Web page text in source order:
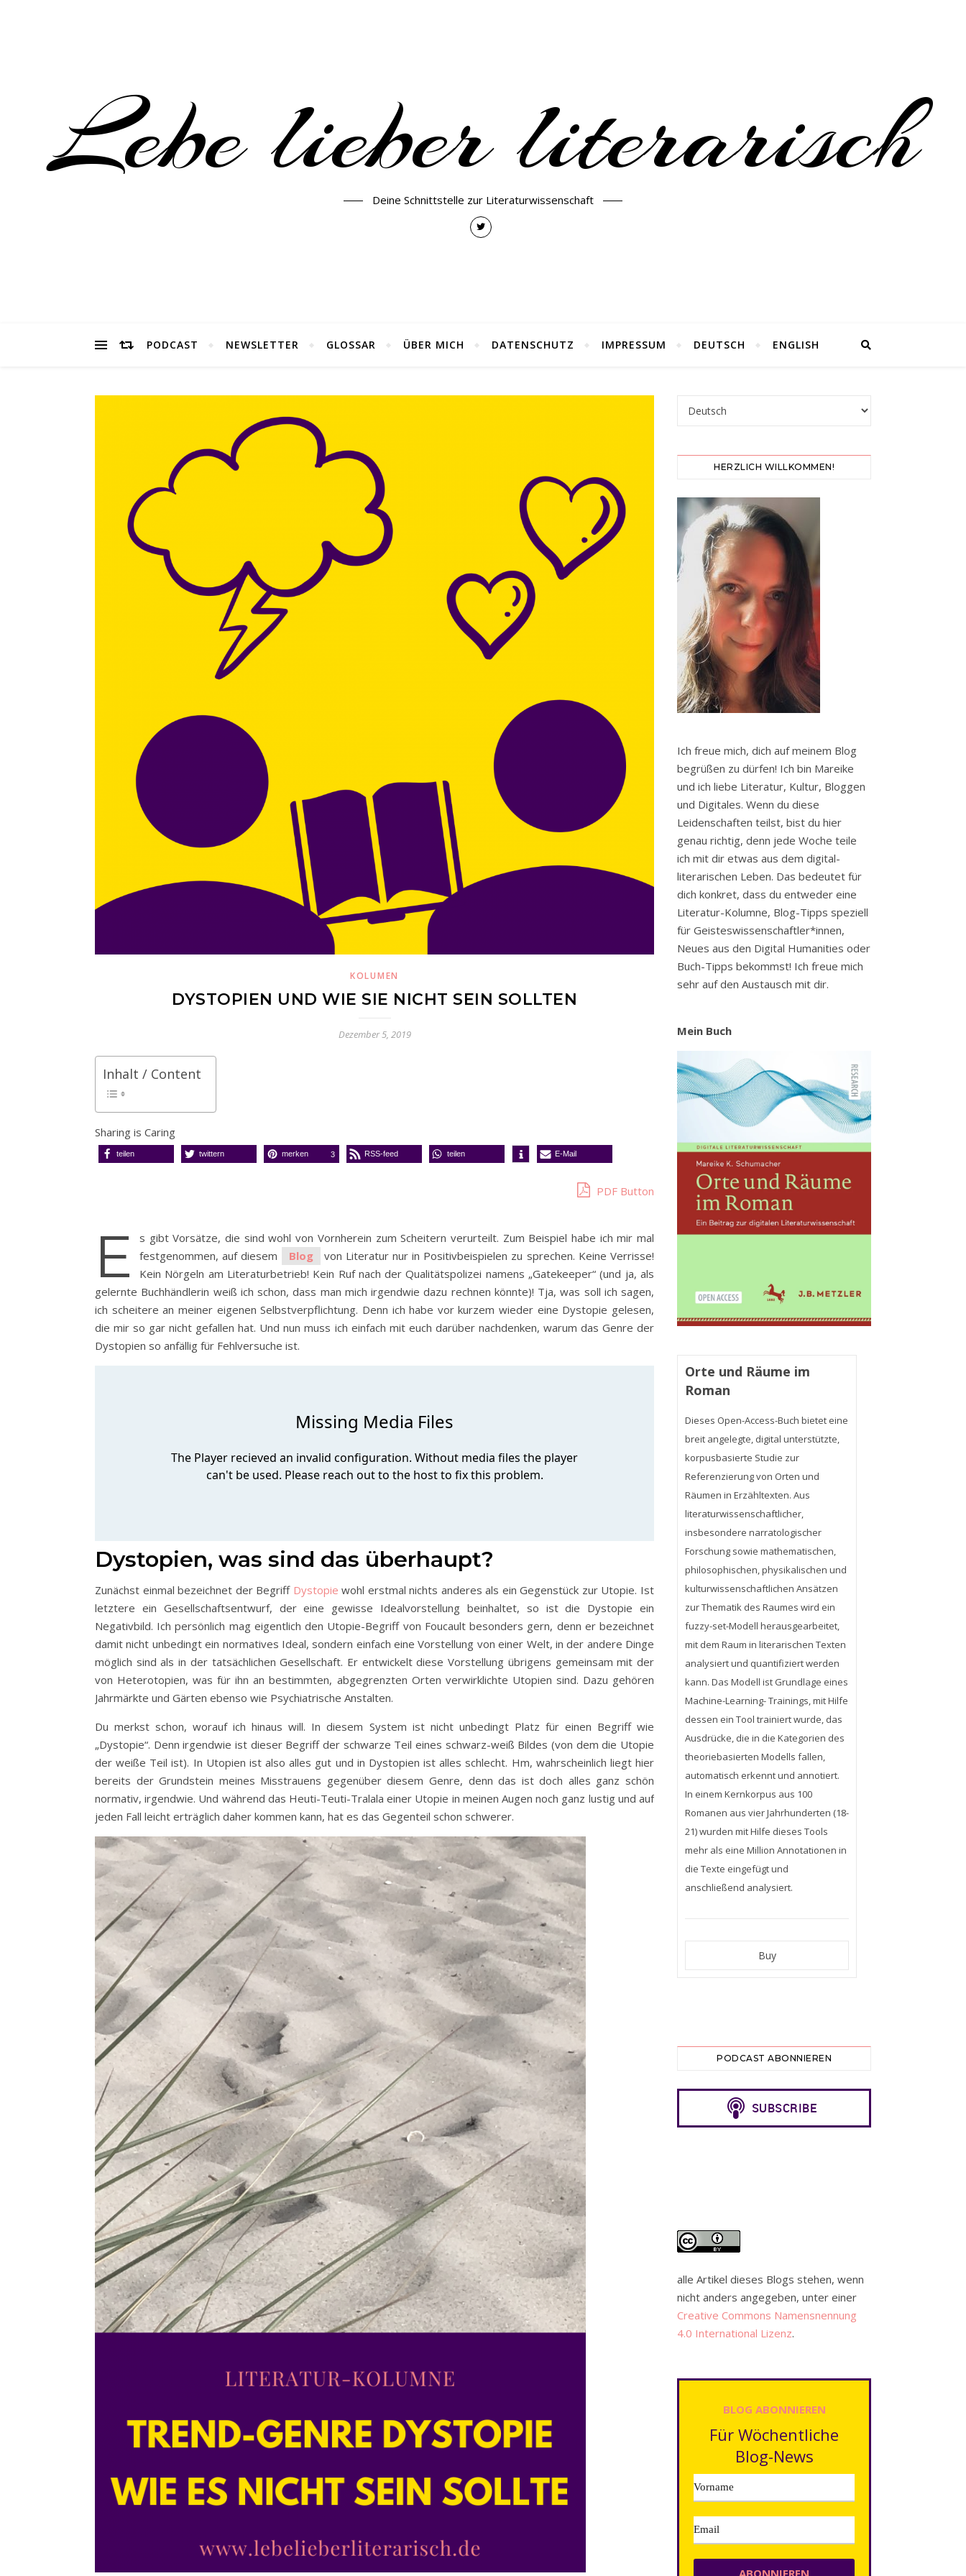
Lebe lieber literarisch
Deine Schnittstelle zur Literaturwissenschaft
PODCAST NEWSLETTER GLOSSAR ÜBER MICH DATENSCHUTZ IMPRESSUM DEUTSCH ENGLISH
KOLUMEN
DYSTOPIEN UND WIE SIE NICHT SEIN SOLLTEN
Dezember 5, 2019
Inhalt / Content
Sharing is Caring
teilen twittern merken 3 RSS-feed teilen E-Mail
PDF Button
E
s gibt Vorsätze, die sind wohl von Vornherein zum Scheitern verurteilt. Zum Beispiel habe ich mir mal
festgenommen, auf diesem
Blog
von Literatur nur in Positivbeispielen zu sprechen. Keine Verrisse!
Kein Nörgeln am Literaturbetrieb! Kein Ruf nach der Qualitätspolizei namens „Gatekeeper“ (und ja, als
gelernte Buchhändlerin weiß ich schon, dass man mich irgendwie dazu rechnen könnte)! Tja, was soll ich sagen,
ich scheitere an meiner eigenen Selbstverpflichtung. Denn ich habe vor kurzem wieder eine Dystopie gelesen,
die mir so gar nicht gefallen hat. Und nun muss ich einfach mit euch darüber nachdenken, warum das Genre der
Dystopien so anfällig für Fehlversuche ist.
Dystopien, was sind das überhaupt?
Zunächst einmal bezeichnet der Begriff Dystopie wohl erstmal nichts anderes als ein Gegenstück zur Utopie. Ist
letztere ein Gesellschaftsentwurf, der eine gewisse Idealvorstellung beinhaltet, so ist die Dystopie ein
Negativbild. Ich persönlich mag eigentlich den Utopie-Begriff von Foucault besonders gern, denn er bezeichnet
damit nicht unbedingt ein normatives Ideal, sondern einfach eine Vorstellung von einer Welt, in der andere Dinge
möglich sind als in der tatsächlichen Gesellschaft. Er entwickelt diese Vorstellung übrigens gemeinsam mit der
von Heterotopien, was für ihn an bestimmten, abgegrenzten Orten verwirklichte Utopien sind. Dazu gehören
Jahrmärkte und Gärten ebenso wie Psychiatrische Anstalten.
Du merkst schon, worauf ich hinaus will. In diesem System ist nicht unbedingt Platz für einen Begriff wie
„Dystopie“. Denn irgendwie ist dieser Begriff der schwarze Teil eines schwarz-weiß Bildes (von dem die Utopie
der weiße Teil ist). In Utopien ist also alles gut und in Dystopien ist alles schlecht. Hm, wahrscheinlich liegt hier
bereits der Grundstein meines Misstrauens gegenüber diesem Genre, denn das ist doch alles ganz schön
normativ, irgendwie. Und während das Heuti-Teuti-Tralala einer Utopie in meinen Augen noch ganz lustig und auf
jeden Fall leicht erträglich daher kommen kann, hat es das Gegenteil schon schwerer.
Sprache auswählen
HERZLICH WILLKOMMEN!
Ich freue mich, dich auf meinem Blog
begrüßen zu dürfen! Ich bin Mareike
und ich liebe Literatur, Kultur, Bloggen
und Digitales. Wenn du diese
Leidenschaften teilst, bist du hier
genau richtig, denn jede Woche teile
ich mit dir etwas aus dem digital-
literarischen Leben. Das bedeutet für
dich konkret, dass du entweder eine
Literatur-Kolumne, Blog-Tipps speziell
für Geisteswissenschaftler*innen,
Neues aus den Digital Humanities oder
Buch-Tipps bekommst! Ich freue mich
sehr auf den Austausch mit dir.
Mein Buch
Orte und Räume im
Roman
Dieses Open-Access-Buch bietet eine
breit angelegte, digital unterstützte,
korpusbasierte Studie zur
Referenzierung von Orten und
Räumen in Erzähltexten. Aus
literaturwissenschaftlicher,
insbesondere narratologischer
Forschung sowie mathematischen,
philosophischen, physikalischen und
kulturwissenschaftlichen Ansätzen
zur Thematik des Raumes wird ein
fuzzy-set-Modell herausgearbeitet,
mit dem Raum in literarischen Texten
analysiert und quantifiziert werden
kann. Das Modell ist Grundlage eines
Machine-Learning- Trainings, mit Hilfe
dessen ein Tool trainiert wurde, das
Ausdrücke, die in die Kategorien des
theoriebasierten Modells fallen,
automatisch erkennt und annotiert.
In einem Kernkorpus aus 100
Romanen aus vier Jahrhunderten (18-
21) wurden mit Hilfe dieses Tools
mehr als eine Million Annotationen in
die Texte eingefügt und
anschließend analysiert.
PODCAST ABONNIEREN
alle Artikel dieses Blogs stehen, wenn
nicht anders angegeben, unter einer
Creative Commons Namensnennung
4.0 International Lizenz.
BLOG ABONNIEREN
Für Wöchentliche
Blog-News